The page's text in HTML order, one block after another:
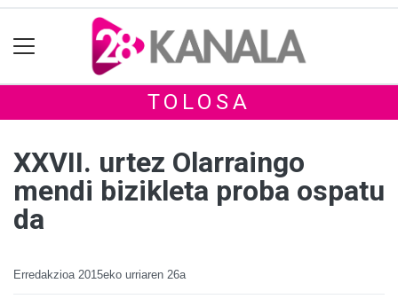
TOLOSA
XXVII. urtez Olarraingo
mendi bizikleta proba ospatu
da
Erredakzioa 2015eko urriaren 26a